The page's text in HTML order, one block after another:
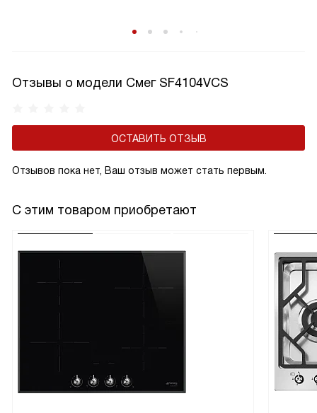
Отзывы о модели Смег SF4104VCS
ОСТАВИТЬ ОТЗЫВ
Отзывов пока нет, Ваш отзыв может стать первым.
С этим товаром приобретают